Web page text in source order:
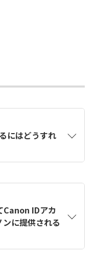
にはどうすれ
ラ】Canon IDとは
法は？をご確認く
Canon IDアカ
に提供される